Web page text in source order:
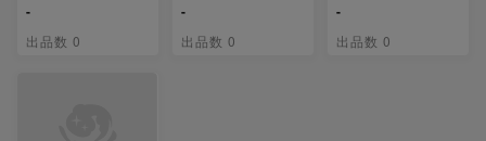
-
出品数 0
-
出品数 0
-
出品数 0